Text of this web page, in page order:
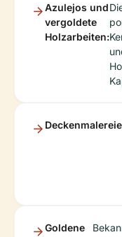
Azulejos und
vergoldete
Holzarbeiten:
Goldene